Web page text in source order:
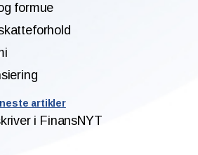
formue
artikler
i FinansNYT